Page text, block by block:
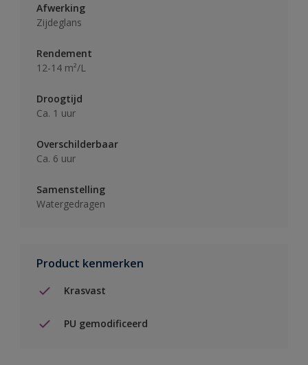
Afwerking
Zijdeglans
Rendement
12-14 m²/L
Droogtijd
Ca. 1 uur
Overschilderbaar
Ca. 6 uur
Samenstelling
Watergedragen
Product kenmerken
Krasvast
PU gemodificeerd